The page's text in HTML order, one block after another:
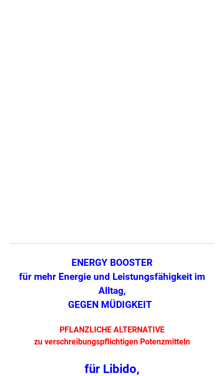
ENERGY BOOSTER
für mehr Energie und Leistungsfähigkeit im
Alltag,
GEGEN MÜDIGKEIT
PFLANZLICHE ALTERNATIVE
zu verschreibungspflichtigen Potenzmitteln
für Libido,